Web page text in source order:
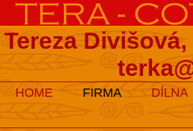
Tereza
HOME FIRMA DÍLNA